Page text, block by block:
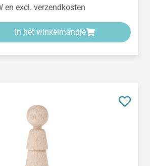
en excl. verzendkosten
In het winkelmandje